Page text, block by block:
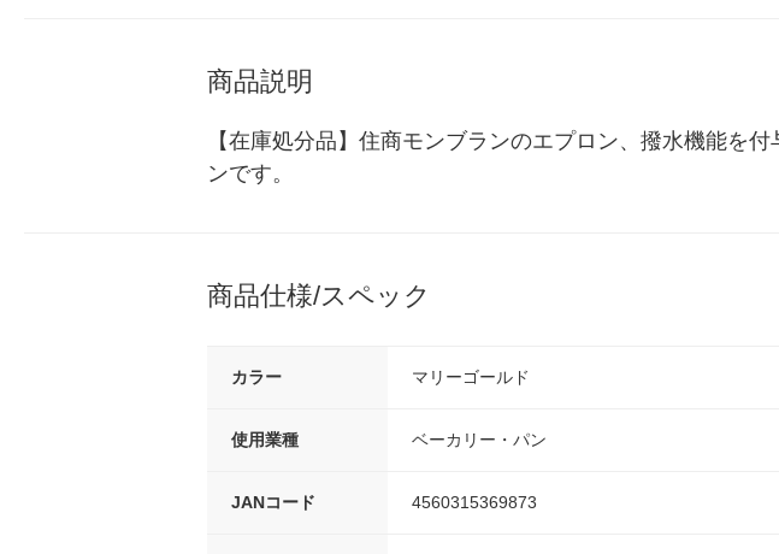
商品説明
【在庫処分品】住商モンブランのエプロン、撥水機能を
ンです。
商品仕様/スペック
カラー マリーゴールド
使用業種 ベーカリー・パン
JANコード 4560315369873